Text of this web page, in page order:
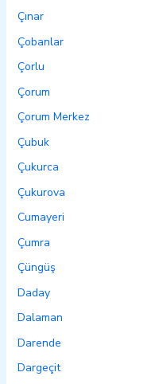
Çınar
Çobanlar
Çorlu
Çorum
Çorum Merkez
Çubuk
Çukurca
Çukurova
Cumayeri
Çumra
Çüngüş
Daday
Dalaman
Darende
Dargeçit